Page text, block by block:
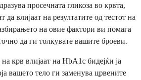
просечната гликоза во крвта,
да влијаат на резултатите од тестот на
на овие фактори ви помага
да ги толкувате вашите броеви.
крв влијаат на HbA1c бидејќи ја
вашето тело ги заменува црвените